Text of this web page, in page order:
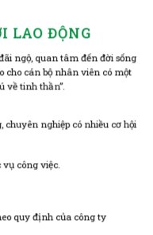
LAO ĐỘNG
ngộ, quan tâm đến đời sống
cho cán bộ nhân viên có một
về tinh thần”.
nghiệp có nhiều cơ hội
vụ công việc.
quy định của công ty